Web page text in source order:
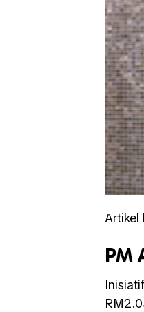
Artikel
PM